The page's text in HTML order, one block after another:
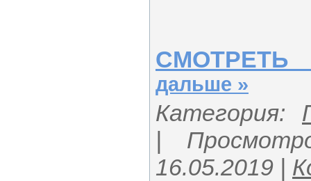
СМОТРЕТЬ
дальше »
Категория:
|
16.05.2019 |